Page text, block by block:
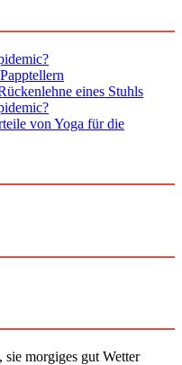
eines Stuhls
von Yoga für die
morgiges gut Wetter